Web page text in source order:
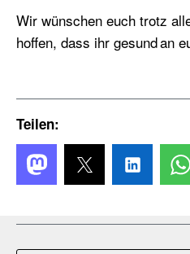
Wir wünschen euch trotz
hoffen, dass ihr gesund an
Teilen: